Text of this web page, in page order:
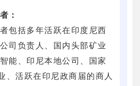
：
包括多年活跃在印度尼西
司负责人、国内头部矿业
能、印尼本地公司、国家
、活跃在印尼政商届的商人